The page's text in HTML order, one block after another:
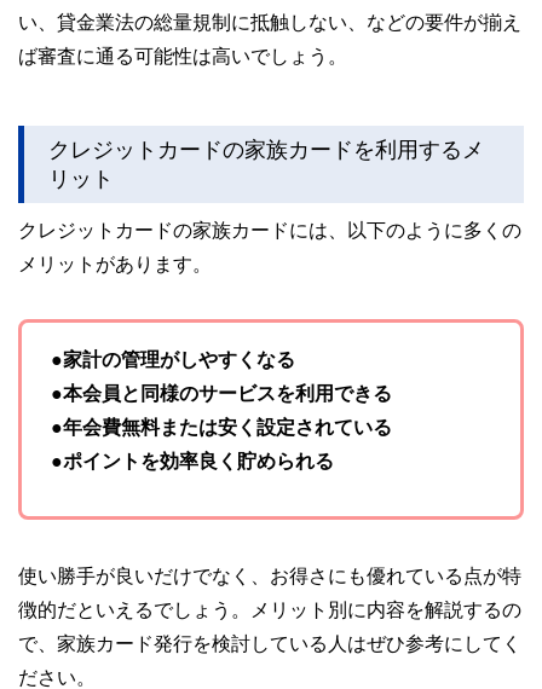
い、貸金業法の総量規制に抵触しない、などの要件が揃え
ば審査に通る可能性は高いでしょう。
クレジットカードの家族カードを利用するメ
リット
クレジットカードの家族カードには、以下のように多くの
メリットがあります。
●家計の管理がしやすくなる
●本会員と同様のサービスを利用できる
●年会費無料または安く設定されている
●ポイントを効率良く貯められる
使い勝手が良いだけでなく、お得さにも優れている点が特
徴的だといえるでしょう。メリット別に内容を解説するの
で、家族カード発行を検討している人はぜひ参考にしてく
ださい。